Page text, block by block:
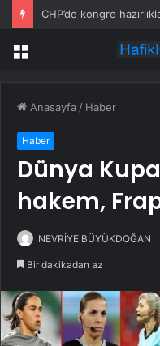
Menü
Anasayfa / Haber
Haber
Dünya
hakem,
NEVRİYE BÜYÜKDOĞAN
Bir dakikadan az